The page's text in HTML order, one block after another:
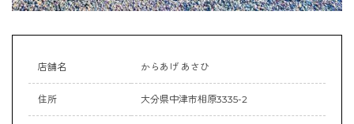
店舗名 からあげ あさひ
住所 大分県中津市相原3335-2